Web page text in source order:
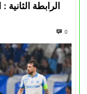
الرابطة
0